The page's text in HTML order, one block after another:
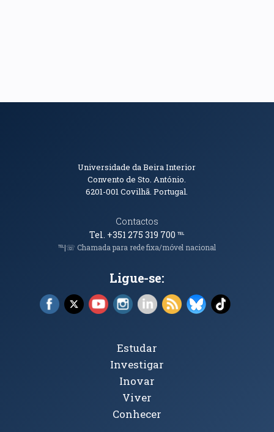
Informações de Contacto
Universidade da Beira Interior
Convento de Sto. António.
6201-001Covilhã. Portugal.
Contactos
Tel. +351 275 319 700℡
℡|☏ Chamada para rede fixa/móvel nacional
Ligue-se:
Facebook (abre em nova janela)
X (abre em nova janela)
YouTube (abre em nova janela)
Instagram (abre em nova janela)
LinkedIn (abre em nova
RSS (abre em nova
Bluesky (abre
TikTok
Tópicos Principais
Estudar
Investigar
Inovar
Viver
Conhecer